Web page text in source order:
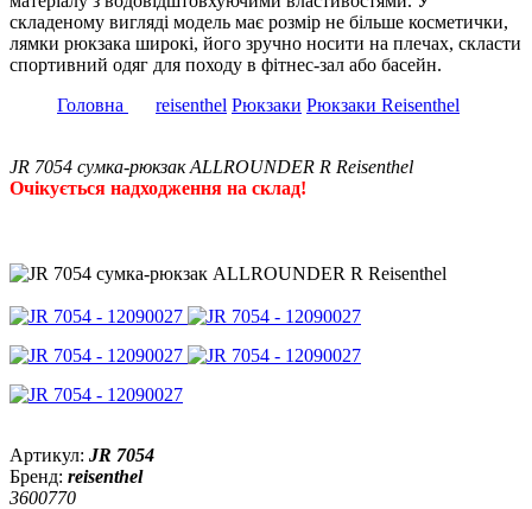
складеному вигляді модель має розмір не більше косметички,
лямки рюкзака широкі, його зручно носити на плечах, скласти
спортивний одяг для походу в фітнес-зал або басейн.
Головна
reisenthel Рюкзаки Рюкзаки Reisenthel
JR 7054 сумка-рюкзак ALLROUNDER R Reisenthel
Очікується надходження на склад!
Артикул: JR 7054
Бренд: reisenthel
3600770